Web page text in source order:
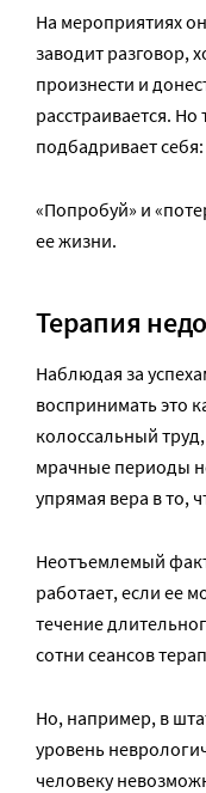
На мероприятиях
заводит разговор,
произнести и
расстраивается.
подбадривает
«Попробуй» и
ее жизни.
Терапия
Наблюдая за
воспринимать это
колоссальный
мрачные периоды
упрямая вера в то,
Неотъемлемый
работает, если ее
течение
сотни сеансов
Но, например, в
уровень
человеку